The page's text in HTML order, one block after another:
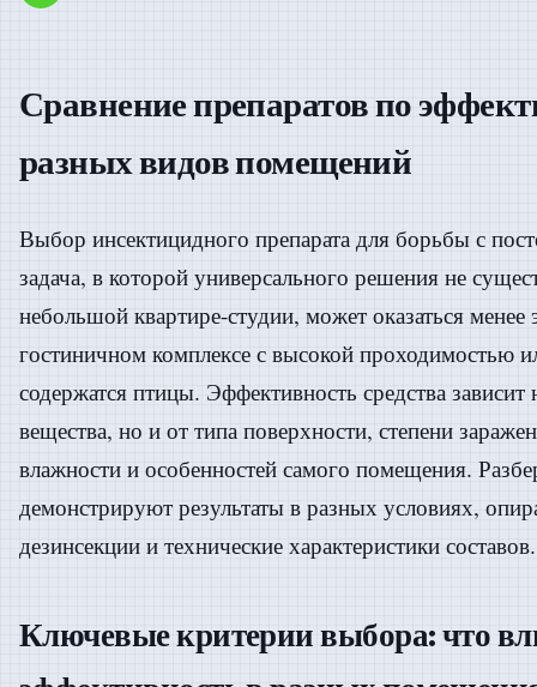
Сравнение препаратов по
разных видов помещений
Выбор инсектицидного препарата для борьбы с
задача, в которой универсального решения не
небольшой квартире-студии, может оказаться
гостиничном комплексе с высокой проходимостью
содержатся птицы. Эффективность средства
вещества, но и от типа поверхности, степени
влажности и особенностей самого помещения.
демонстрируют результаты в разных условиях,
дезинсекции и технические характеристики составов.
Ключевые критерии выбора: что